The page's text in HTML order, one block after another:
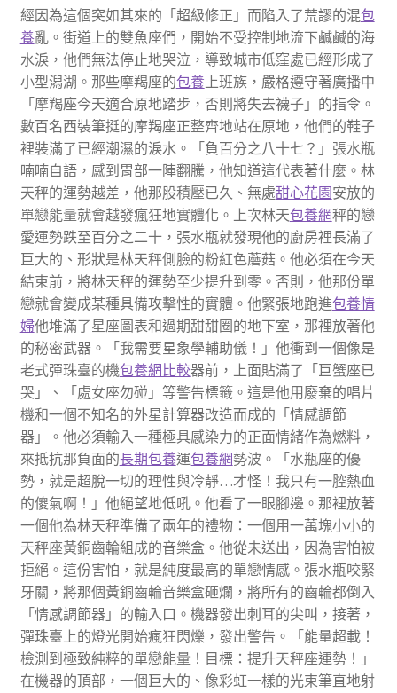
經因為這個突如其來的「超級修正」而陷入了荒謬的混包
養亂。街道上的雙魚座們，開始不受控制地流下鹹鹹的海
水淚，他們無法停止地哭泣，導致城市低窪處已經形成了
小型潟湖。那些摩羯座的包養上班族，嚴格遵守著廣播中
「摩羯座今天適合原地踏步，否則將失去襪子」的指令。
數百名西裝筆挺的摩羯座正整齊地站在原地，他們的鞋子
裡裝滿了已經潮濕的淚水。「負百分之八十七？」張水瓶
喃喃自語，感到胃部一陣翻騰，他知道這代表著什麼。林
天秤的運勢越差，他那股積壓已久、無處甜心花園安放的
單戀能量就會越發瘋狂地實體化。上次林天包養網秤的戀
愛運勢跌至百分之二十，張水瓶就發現他的廚房裡長滿了
巨大的、形狀是林天秤側臉的粉紅色蘑菇。他必須在今天
結束前，將林天秤的運勢至少提升到零。否則，他那份單
戀就會變成某種具備攻擊性的實體。他緊張地跑進包養情
婦他堆滿了星座圖表和過期甜甜圈的地下室，那裡放著他
的秘密武器。「我需要星象學輔助儀！」他衝到一個像是
老式彈珠臺的機包養網比較器前，上面貼滿了「巨蟹座已
哭」、「處女座勿碰」等警告標籤。這是他用廢棄的唱片
機和一個不知名的外星計算器改造而成的「情感調節
器」。他必須輸入一種極具感染力的正面情緒作為燃料，
來抵抗那負面的長期包養運包養網勢波。「水瓶座的優
勢，就是超脫一切的理性與冷靜…才怪！我只有一腔熱血
的傻氣啊！」他絕望地低吼。他看了一眼腳邊。那裡放著
一個他為林天秤準備了兩年的禮物：一個用一萬塊小小的
天秤座黃銅齒輪組成的音樂盒。他從未送出，因為害怕被
拒絕。這份害怕，就是純度最高的單戀情感。張水瓶咬緊
牙關，將那個黃銅齒輪音樂盒砸爛，將所有的齒輪都倒入
「情感調節器」的輸入口。機器發出刺耳的尖叫，接著，
彈珠臺上的燈光開始瘋狂閃爍，發出警告。「能量超載！
檢測到極致純粹的單戀能量！目標：提升天秤座運勢！」
在機器的頂部，一個巨大的、像彩虹一樣的光束筆直地射